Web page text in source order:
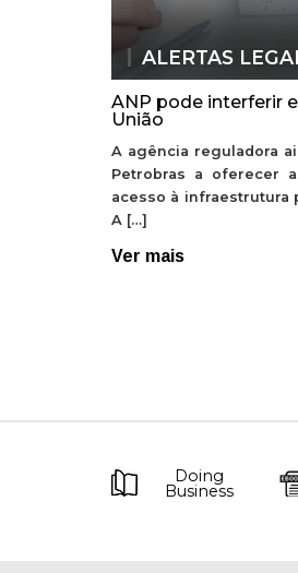
ALERTAS
ANP pode interferir
União
A agência reguladora
Petrobras a oferecer
acesso à infraestrutura
A […]
Ver mais
Doing
Business